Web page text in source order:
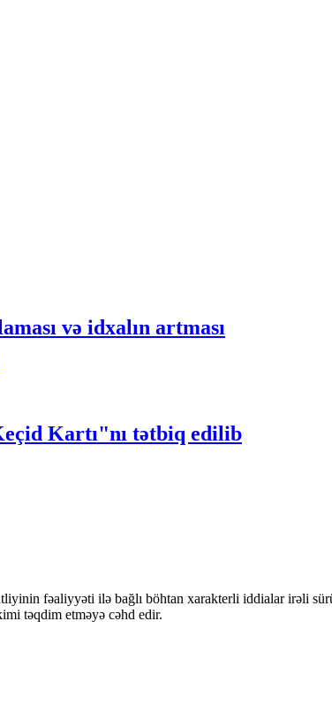
və idxalın artması
Kartı"nı tətbiq edilib
fəaliyyəti ilə bağlı böhtan xarakterli iddialar irəli
təqdim etməyə cəhd edir.